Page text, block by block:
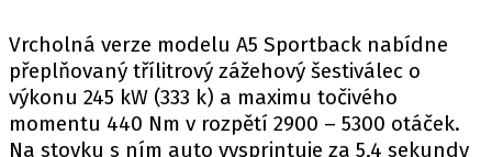
Z DOMOVA
ZE SVĚTA
MOTORSPORT
Vrcholná verze modelu A5 Sportback nabídne
přeplňovaný třílitrový zážehový šestiválec o
výkonu 245 kW (333 k) a maximu točivého
momentu 440 Nm v rozpětí 2900 – 5300 otáček.
Na stovku s ním auto vysprintuje za 5,4 sekundy